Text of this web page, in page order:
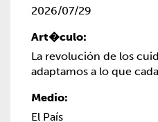
2026/07/29
La revolución de los
adaptamos a lo que
El País